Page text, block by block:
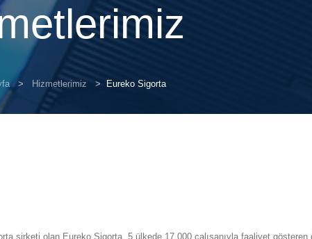
Hizmetlerimiz Eureko Sigorta
şirketi olan Eureko Sigorta, 5 ülkede 17.000 çalışanıyla faaliyet